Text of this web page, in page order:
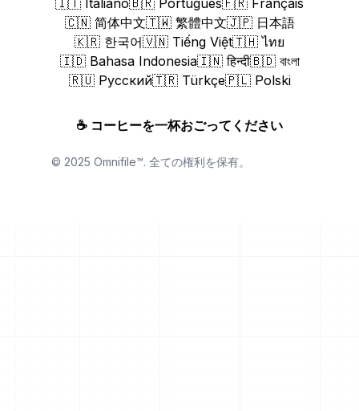
🇮🇹 Italiano🇧🇷 Português🇫🇷 Français
🇨🇳 简体中文🇹🇼 繁體中文🇯🇵 日本語
🇰🇷 한국어🇻🇳 Tiếng Việt🇹🇭 ไทย
🇮🇩 Bahasa Indonesia🇮🇳 हिन्दी🇧🇩 বাংলা
🇷🇺 Русский🇹🇷 Türkçe🇵🇱 Polski
☕ コーヒーを一杯おごってください
© 2025 Omnifile™. 全ての権利を保有。